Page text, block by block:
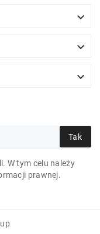
10P 12"



Tak
W tym celu należy
prawnej.